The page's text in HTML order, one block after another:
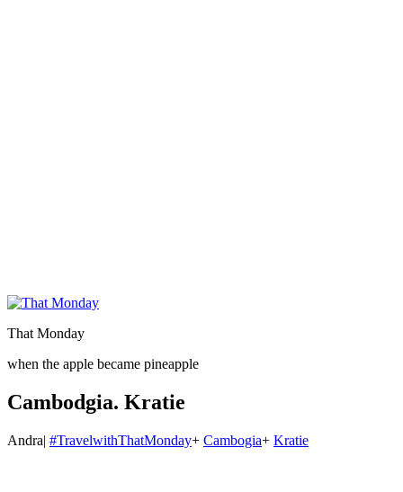
That Monday
when the apple became pineapple
Cambodgia. Kratie
Andra| #TravelwithThatMonday+ Cambogia+ Kratie